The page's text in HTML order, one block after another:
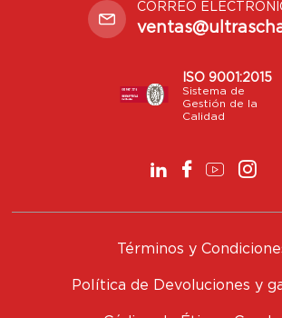
CORREO
ISO 9001:2015
Sistema de
Gestión de la
Calidad
Términos y
Política de Devoluciones y